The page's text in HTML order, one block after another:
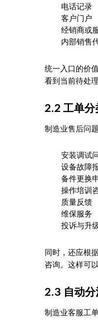
电话记录
客户门户
经销商或
内部销售
统一入口的价
看到当前待处
2.2 工单分
制造业售后问
安装调试
设备故障
备件更换
操作培训
质量反馈
维保服务
投诉与升
同时，还应根
咨询。这样可
2.3 自动分
制造业客服工